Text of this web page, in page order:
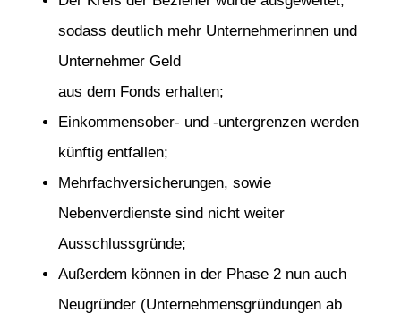
sodass deutlich mehr Unternehmerinnen und
Unternehmer Geld
aus dem Fonds erhalten;
Einkommensober- und -untergrenzen werden
künftig entfallen;
Mehrfachversicherungen, sowie
Nebenverdienste sind nicht weiter
Ausschlussgründe;
Außerdem können in der Phase 2 nun auch
Neugründer (Unternehmensgründungen ab